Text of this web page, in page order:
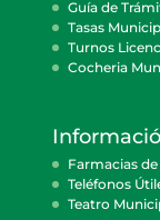
Guía de
Tasas
Turnos
Cocheria
Farmacias
Teléfonos
Teatro